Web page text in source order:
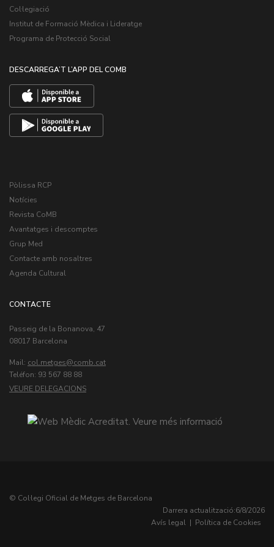
Col·legiació
Institut de Formació Mèdica i Lideratge
Programa de Protecció Social
DESCARREGA’T L’APP DEL COMB
Pòlissa RCP
Notícies
Revista CoMB
Avantatges i descomptes
Grup Med
Contacte amb nosaltres
Agenda Cultural
CONTACTE
Passeig de la Bonanova, 47
08017 Barcelona
Mail: col.metges
Teléfon: 93 567 88 88
VEURE DELEGACIONS
© Col·legi Oficial de Metges de Barcelona
Darrera actualització:6/8/2026
Avís legal | Política de Cookies